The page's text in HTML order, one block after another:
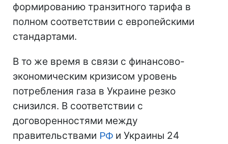
формированию транзитного тарифа в
полном соответствии с европейскими
стандартами.
В то же время в связи с финансово-
экономическим кризисом уровень
потребления газа в Украине резко
снизился. В соответствии с
договоренностями между
правительствами РФ и Украины 24